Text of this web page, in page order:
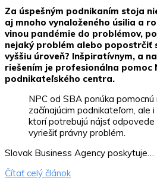
Za úspešným podnikaním stoja
aj mnoho vynaloženého úsilia a
vinou pandémie do problémov,
nejaký problém alebo popostrčiť
vyššiu úroveň? Inšpiratívnym, a
riešením je profesionálna pomoc
podnikateľského centra.
NPC od SBA ponúka
začínajúcim podnikateľom, ale
ktorí potrebujú nájsť odpovede
vyriešiť právny problém.
Slovak Business Agency poskytuje…
Čítať celý článok